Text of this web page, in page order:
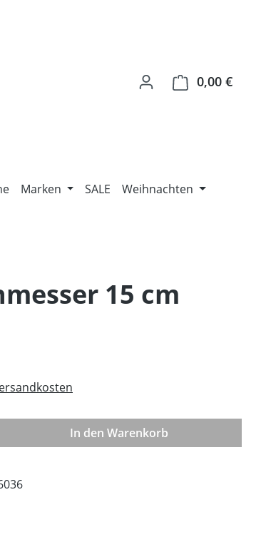
0,00 €
Marken SALE
Weihnachten
15 cm
Gib den gewünschten Wert
In den Warenkorb